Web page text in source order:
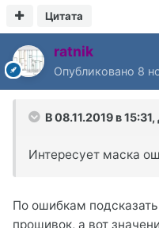
Цитата
ratnik
Опубликовано 8
В 08.11.2019 в 15:31,
Интересует маска
По ошибкам
прошивок, а вот